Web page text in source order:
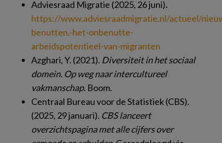
Adviesraad Migratie (2025, 26 juni).
https://www.adviesraadmigratie.nl/actueel/
benutten.-het-onbenutte-
arbeidspotentieel-van-migranten
Azghari, Y. (2021). Diversiteit in het sociaal
domein. Op weg naar intercultureel
vakmanschap. Boom.
Centraal Bureau voor de Statistiek (CBS).
(2025, 29 januari). CBS lanceert
overzichtspagina met alle cijfers over